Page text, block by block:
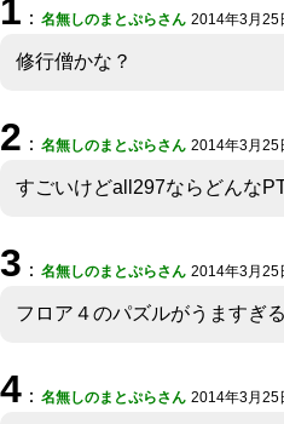
1 ： 名無しのまとぷらさん 2014年3月25
修行僧かな？
2 ： 名無しのまとぷらさん 2014年3月25
すごいけどall297ならどんな
3 ： 名無しのまとぷらさん 2014年3月25
フロア４のパズルがうますぎる
4 ： 名無しのまとぷらさん 2014年3月25